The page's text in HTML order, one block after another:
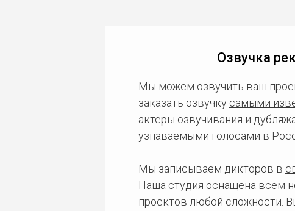
Озвучка
Мы можем озвучить ваш
заказать озвучку самыми
актеры озвучивания и
узнаваемыми голосами в
Мы записываем дикторов в
Наша студия оснащена всем
проектов любой сложности.